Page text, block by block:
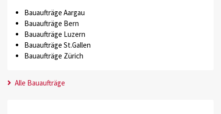
Bauaufträge Aargau
Bauaufträge Bern
Bauaufträge Luzern
Bauaufträge St.Gallen
Bauaufträge Zürich
Alle Bauaufträge